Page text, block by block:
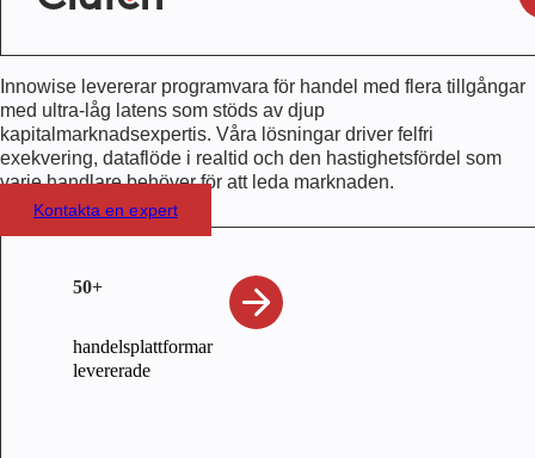
Innowise levererar programvara för handel med flera tillgångar
med ultra-låg latens som stöds av djup
kapitalmarknadsexpertis. Våra lösningar driver felfri
exekvering, dataflöde i realtid och den hastighetsfördel som
varje handlare behöver för att leda marknaden.
Kontakta en expert
50+
handelsplattformar
levererade